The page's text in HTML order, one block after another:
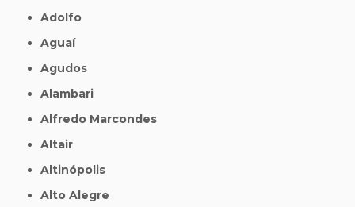
Adolfo
Aguaí
Agudos
Alambari
Alfredo Marcondes
Altair
Altinópolis
Alto Alegre